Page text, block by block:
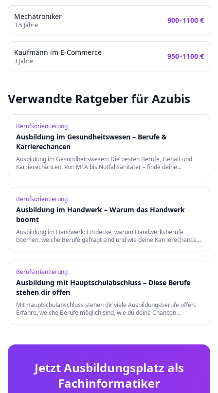
Mechatroniker
3.5 Jahre
900–1100 €
Kaufmann im E-Commerce
3 Jahre
950–1100 €
Verwandte Ratgeber für Azubis
Berufsorientierung
Ausbildung im Gesundheitswesen – Berufe &
Karrierechancen
Ausbildung im Gesundheitswesen: Die besten Berufe, Gehalt und
Karrierechancen. Von MFA bis Notfallsanitäter – finde deine
Berufsorientierung
Ausbildung im Handwerk – Warum das Handwerk
boomt
Ausbildung im Handwerk: Entdecke, warum Handwerksberufe
boomen, welche Berufe gefragt sind und wie deine Karrierechancen
Berufsorientierung
Ausbildung mit Hauptschulabschluss – Diese Berufe
stehen dir offen
Mit Hauptschulabschluss stehen dir viele Ausbildungsberufe offen.
Erfahre, welche Berufe möglich sind, wie du deine Chancen
Jetzt Ausbildungsplatz als
Fachinformatiker